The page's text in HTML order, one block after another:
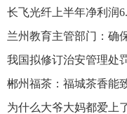
长飞光纤上半年净利润
兰州教育主管部门：确
我国拟修订治安管理处
郴州福茶：福城茶香能
为什么大爷大妈都爱上